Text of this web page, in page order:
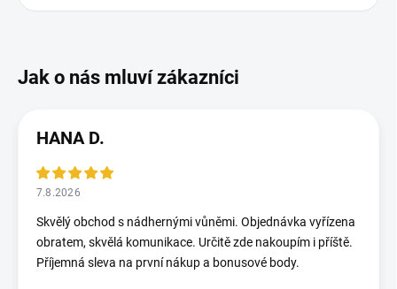
HANA D.
7.8.2026
Skvělý obchod s nádhernými vůněmi. Objednávka vyřízena
obratem, skvělá komunikace. Určitě zde nakoupím i příště.
Příjemná sleva na první nákup a bonusové body.